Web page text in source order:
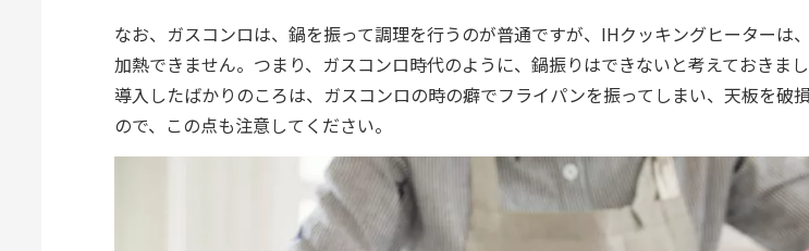
なお、ガスコンロは、鍋を振って調理を行うのが普通ですが、IHクッキングヒーターは
加熱できません。つまり、ガスコンロ時代のように、鍋振りはできないと考えておきま
導入したばかりのころは、ガスコンロの時の癖でフライパンを振ってしまい、天板を
ので、この点も注意してください。